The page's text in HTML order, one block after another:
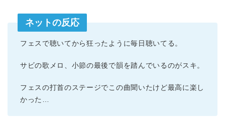
ネットの反応
フェスで聴いてから狂ったように毎日聴いてる。
サビの歌メロ、小節の最後で韻を踏んでいるのがスキ。
フェスの打首のステージでこの曲聞いたけど最高に楽し
かった…